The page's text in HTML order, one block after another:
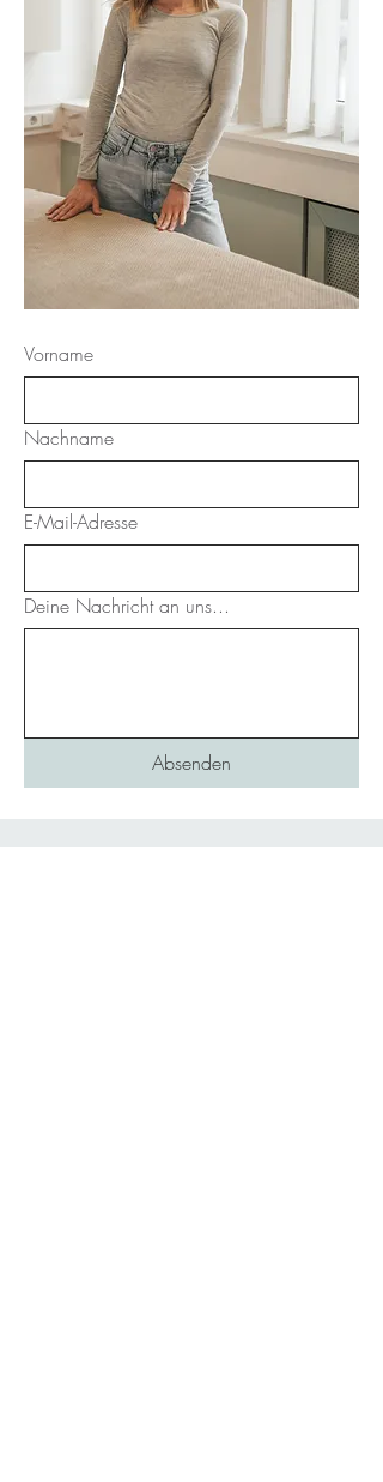
Vorname
Nachname
E-Mail-Adresse
Deine Nachricht an uns...
Absenden